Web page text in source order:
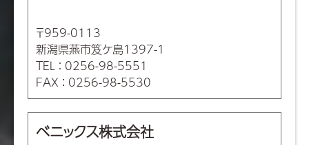
〒959-0113
新潟県燕市笈ケ島1397-1
TEL ： 0256-98-5551
FAX ： 0256-98-5530
ベニックス株式会社